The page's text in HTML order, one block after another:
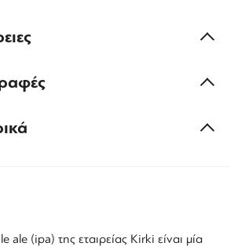
ale (ipa) της εταιρείας Kirki είναι μία